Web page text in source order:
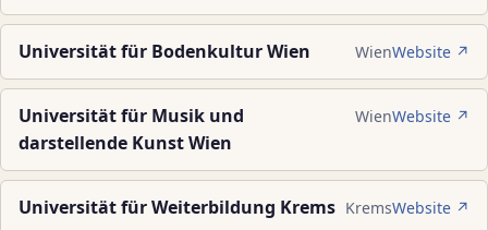
Universität für Bodenkultur Wien WienWebsite ↗
Universität für Musik und
darstellende Kunst Wien
WienWebsite ↗
Universität für Weiterbildung Krems KremsWebsite ↗